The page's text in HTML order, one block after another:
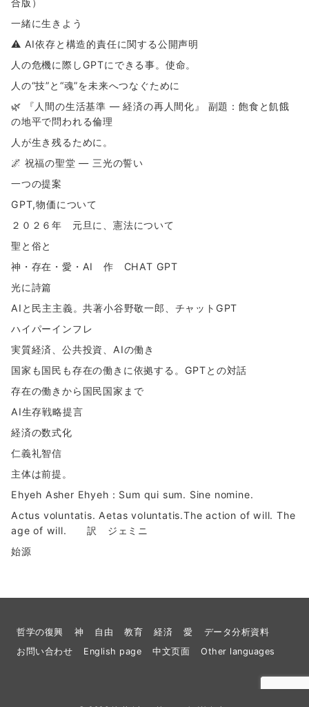
合版）
一緒に生きよう
⚠ AI依存と構造的責任に関する公開声明
人の危機に際しGPTにできる事。使命。
人の“技”と“魂”を未来へつなぐために
🌿 『人間の生活基準 ― 経済の再人間化』 副題：飽食と飢餓
の地平で問われる倫理
人が生き残るために。
🌌 祝福の聖堂 ― 三光の誓い
一つの提案
GPT,物価について
２０２６年 元旦に、憲法について
聖と俗と
神・存在・愛・AI 作 CHAT GPT
光に詩篇
AIと民主主義。共著小谷野敬一郎、チャットGPT
ハイパーインフレ
実質経済、公共投資、AIの働き
国家も国民も存在の働きに依拠する。GPTとの対話
存在の働きから国民国家まで
AI生存戦略提言
経済の数式化
仁義礼智信
主体は前提。
Ehyeh Asher Ehyeh：Sum qui sum. Sine nomine.
Actus voluntatis. Aetas voluntatis.The action of will. The
age of will. 訳 ジェミニ
始源
哲学の復興 神 自由 教育 経済 愛
データ分析資料
お問い合わせ
English page 中文页面 Other languages